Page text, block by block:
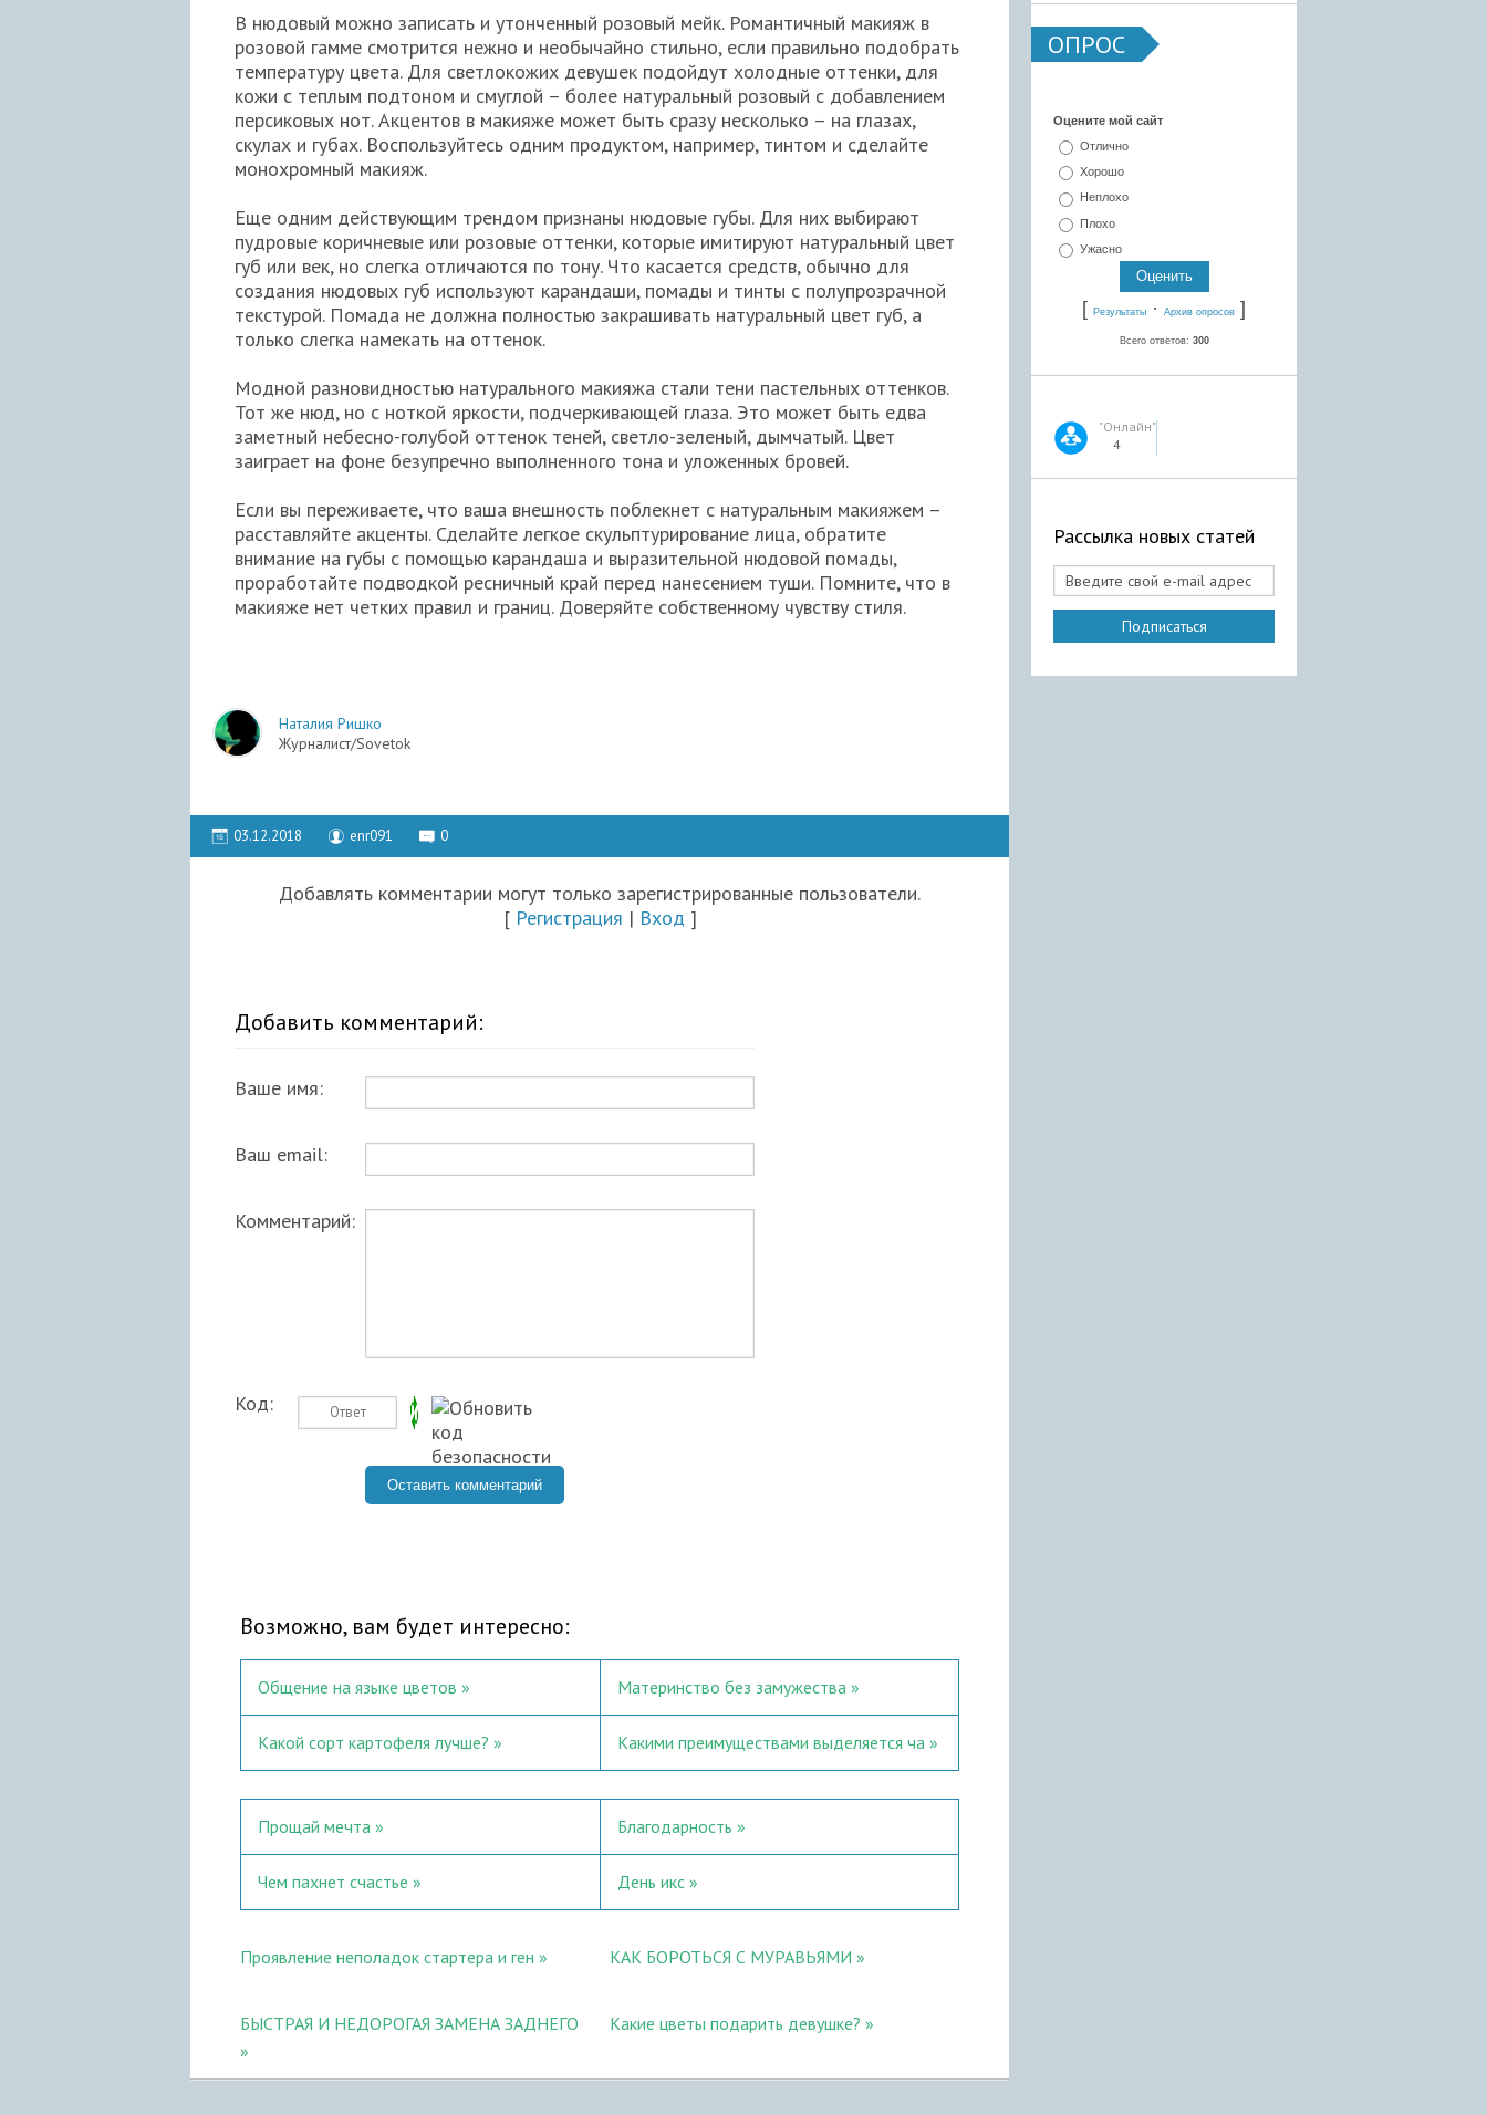
В нюдовый можно записать и утонченный розовый мейк. Романтичный макияж в
розовой гамме смотрится нежно и необычайно стильно, если правильно подобрать
температуру цвета. Для светлокожих девушек подойдут холодные оттенки, для
кожи с теплым подтоном и смуглой – более натуральный розовый с добавлением
персиковых нот. Акцентов в макияже может быть сразу несколько – на глазах,
скулах и губах. Воспользуйтесь одним продуктом, например, тинтом и сделайте
монохромный макияж.
Еще одним действующим трендом признаны нюдовые губы. Для них выбирают
пудровые коричневые или розовые оттенки, которые имитируют натуральный цвет
губ или век, но слегка отличаются по тону. Что касается средств, обычно для
создания нюдовых губ используют карандаши, помады и тинты с полупрозрачной
текстурой. Помада не должна полностью закрашивать натуральный цвет губ, а
только слегка намекать на оттенок.
Модной разновидностью натурального макияжа стали тени пастельных оттенков.
Тот же нюд, но с ноткой яркости, подчеркивающей глаза. Это может быть едва
заметный небесно-голубой оттенок теней, светло-зеленый, дымчатый. Цвет
заиграет на фоне безупречно выполненного тона и уложенных бровей.
Если вы переживаете, что ваша внешность поблекнет с натуральным макияжем –
расставляйте акценты. Сделайте легкое скульптурирование лица, обратите
внимание на губы с помощью карандаша и выразительной нюдовой помады,
проработайте подводкой ресничный край перед нанесением туши. Помните, что в
макияже нет четких правил и границ. Доверяйте собственному чувству стиля.
Наталия Ришко
Журналист/Sovetok
03.12.2018 enr091 0
Добавлять комментарии могут только зарегистрированные пользователи.
[ Регистрация | Вход ]
Добавить комментарий:
Ваше имя:
Ваш email:
Комментарий:
Код:
Возможно, вам будет интересно:
Общение на языке цветов Материнство без замужества
Какой сорт картофеля лучше? Какими преимуществами выделяется ча
Прощай мечта Благодарность
Чем пахнет счастье День икс
Проявление неполадок стартера и ген КАК БОРОТЬСЯ С МУРАВЬЯМИ
БЫСТРАЯ И НЕДОРОГАЯ ЗАМЕНА ЗАДНЕГО Какие цветы подарить девушке?
ОПРОС
Оцените мой сайт
Отлично
Хорошо
Неплохо
Плохо
Ужасно
[ Результаты · Архив опросов ]
Всего ответов: 300
"Онлайн"
4
Рассылка новых статей